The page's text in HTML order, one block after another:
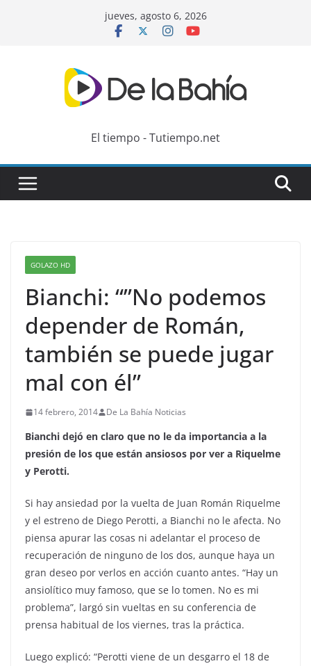
jueves, agosto 6, 2026
El tiempo - Tutiempo.net
GOLAZO HD
Bianchi: “”No podemos
depender de Román,
también se puede jugar
mal con él”
14 febrero, 2014 De La Bahía Noticias
Bianchi dejó en claro que no le da importancia a la
presión de los que están ansiosos por ver a Riquelme
y Perotti.
Si hay ansiedad por la vuelta de Juan Román Riquelme
y el estreno de Diego Perotti, a Bianchi no le afecta. No
piensa apurar las cosas ni adelantar el proceso de
recuperación de ninguno de los dos, aunque haya un
gran deseo por verlos en acción cuanto antes. “Hay un
ansiolítico muy famoso, que se lo tomen. No es mi
problema”, largó sin vueltas en su conferencia de
prensa habitual de los viernes, tras la práctica.
Luego explicó: “Perotti viene de un desgarro el 18 de